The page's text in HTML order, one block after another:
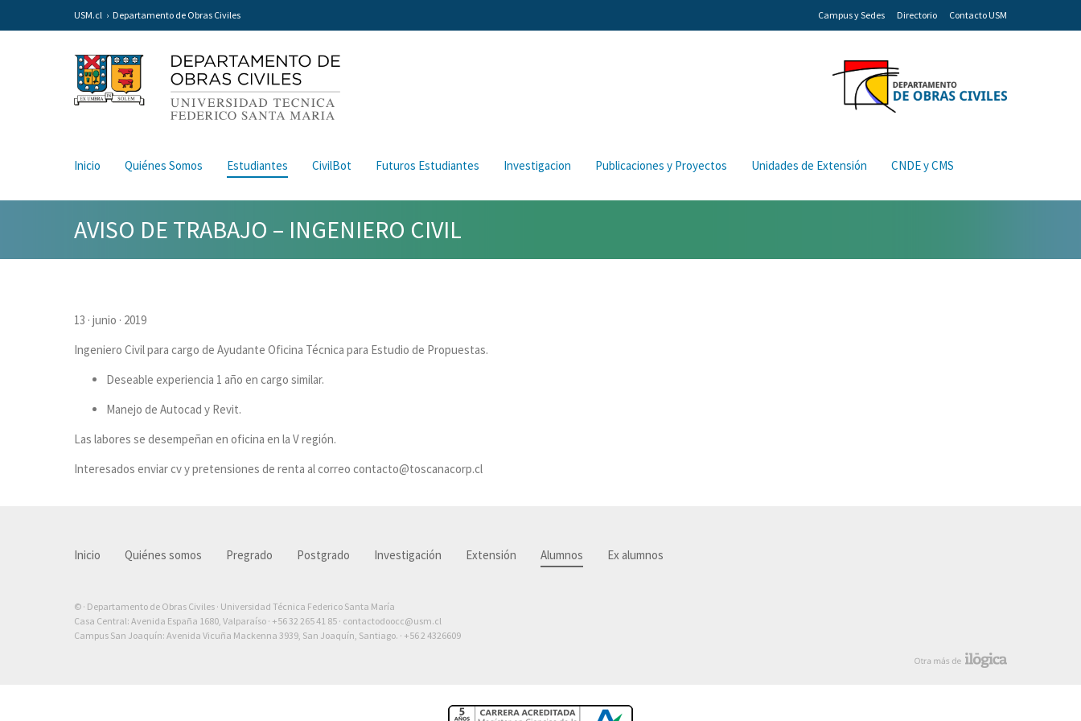
USM.cl Departamento de Obras Civiles Campus y Sedes Directorio Contacto USM
Inicio Quiénes Somos Estudiantes CivilBot Futuros Estudiantes Investigacion Publicaciones y Proyectos Unidades de Extensión CNDE y CMS
AVISO DE TRABAJO – INGENIERO CIVIL
13 · junio · 2019
Ingeniero Civil para cargo de Ayudante Oficina Técnica para Estudio de Propuestas.
Deseable experiencia 1 año en cargo similar.
Manejo de Autocad y Revit.
Las labores se desempeñan en oficina en la V región.
Interesados enviar cv y pretensiones de renta al correo contacto@toscanacorp.cl
Inicio Quiénes somos Pregrado Postgrado Investigación Extensión Alumnos Ex alumnos
© · Departamento de Obras Civiles · Universidad Técnica Federico Santa María
Casa Central: Avenida España 1680, Valparaíso · +56 32 265 41 85 · contactodoocc@usm.cl
Campus San Joaquín: Avenida Vicuña Mackenna 3939, San Joaquín, Santiago. · +56 2 4326609